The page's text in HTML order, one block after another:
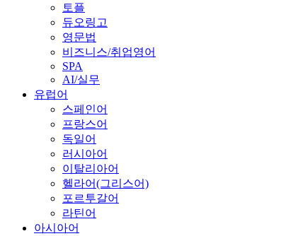
토플
듀오링고
영문법
비즈니스/취업영어
SPA
AI/실무
유럽어
스페인어
프랑스어
독일어
러시아어
이탈리아어
헬라어(그리스어)
포르투갈어
라틴어
아시아어